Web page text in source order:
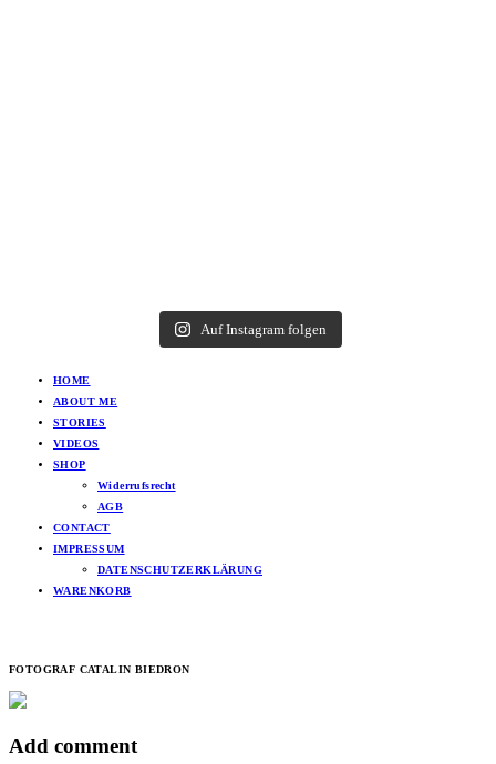
Auf Instagram folgen
HOME
ABOUT ME
STORIES
VIDEOS
SHOP
Widerrufsrecht
AGB
CONTACT
IMPRESSUM
DATENSCHUTZERKLÄRUNG
WARENKORB
FOTOGRAF CATALIN BIEDRON
Add comment